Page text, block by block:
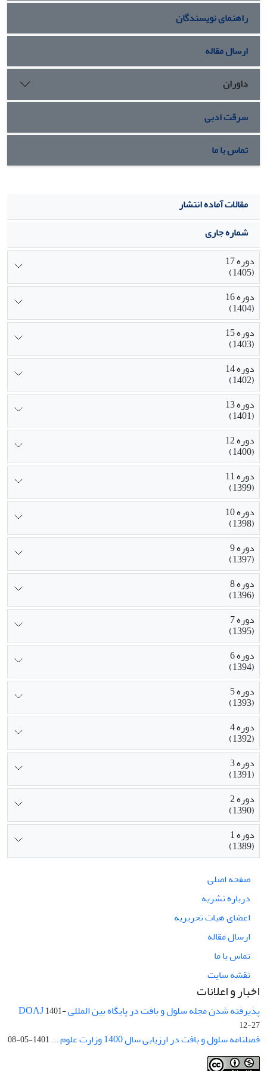
التهابی بوده و آسیب به سیستم عصب مرکزی و گلیوزیز را کاهش
می‏دهد.
راهنمای نویسندگان
ارسال مقاله
داوران
سرقت ادبی
تماس با ما
مقالات آماده انتشار
شماره جاری
دوره 17
(1405)
دوره 16
(1404)
دوره 15
(1403)
دوره 14
(1402)
دوره 13
(1401)
دوره 12
(1400)
دوره 11
(1399)
دوره 10
(1398)
دوره 9
(1397)
دوره 8
(1396)
دوره 7
(1395)
دوره 6
(1394)
دوره 5
(1393)
دوره 4
(1392)
دوره 3
(1391)
دوره 2
(1390)
دوره 1
(1389)
صفحه اصلی
درباره نشریه
اعضای هیات تحریریه
ارسال مقاله
تماس با ما
نقشه سایت
اخبار و اعلانات
پذیرفته شدن مجله سلول و بافت در پایگاه بین المللی DOAJ1401-
12-27
فصلنامه سلول و بافت در ارزیابی سال 1400 وزارت علوم ... 1401-05-08